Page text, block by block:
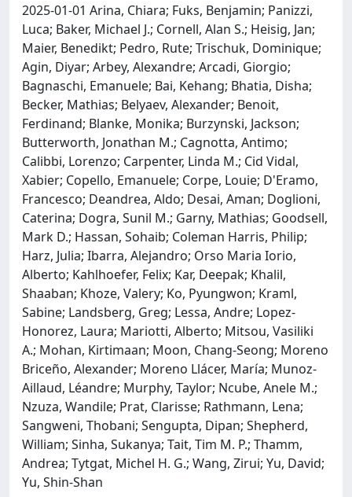
2025-01-01 Arina, Chiara; Fuks, Benjamin; Panizzi,
Luca; Baker, Michael J.; Cornell, Alan S.; Heisig, Jan;
Maier, Benedikt; Pedro, Rute; Trischuk, Dominique;
Agin, Diyar; Arbey, Alexandre; Arcadi, Giorgio;
Bagnaschi, Emanuele; Bai, Kehang; Bhatia, Disha;
Becker, Mathias; Belyaev, Alexander; Benoit,
Ferdinand; Blanke, Monika; Burzynski, Jackson;
Butterworth, Jonathan M.; Cagnotta, Antimo;
Calibbi, Lorenzo; Carpenter, Linda M.; Cid Vidal,
Xabier; Copello, Emanuele; Corpe, Louie; D'Eramo,
Francesco; Deandrea, Aldo; Desai, Aman; Doglioni,
Caterina; Dogra, Sunil M.; Garny, Mathias; Goodsell,
Mark D.; Hassan, Sohaib; Coleman Harris, Philip;
Harz, Julia; Ibarra, Alejandro; Orso Maria Iorio,
Alberto; Kahlhoefer, Felix; Kar, Deepak; Khalil,
Shaaban; Khoze, Valery; Ko, Pyungwon; Kraml,
Sabine; Landsberg, Greg; Lessa, Andre; Lopez-
Honorez, Laura; Mariotti, Alberto; Mitsou, Vasiliki
A.; Mohan, Kirtimaan; Moon, Chang-Seong; Moreno
Briceño, Alexander; Moreno Llácer, María; Munoz-
Aillaud, Léandre; Murphy, Taylor; Ncube, Anele M.;
Nzuza, Wandile; Prat, Clarisse; Rathmann, Lena;
Sangweni, Thobani; Sengupta, Dipan; Shepherd,
William; Sinha, Sukanya; Tait, Tim M. P.; Thamm,
Andrea; Tytgat, Michel H. G.; Wang, Zirui; Yu, David;
Yu, Shin-Shan